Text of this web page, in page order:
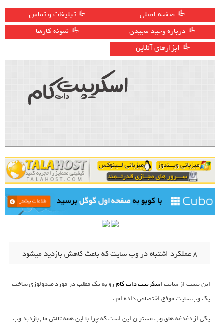
صفحه اصلی
تبلیغات و تماس
درباره وحید مجیدی
نمونه کارها
ابزارهای آنلاین
8 عملکرد اشتباه در وب سایت که باعث کاهش بازدید میشود
این پست از سایتاسکریپت دات کامرو به یک مطلب در مورد متدولوژی ساخت
یک وب سایت موفق اختصاص داده ام .
یکی از دغدغه های وب مستران این است که چرا با این همه تلاش ما , بازدید وب